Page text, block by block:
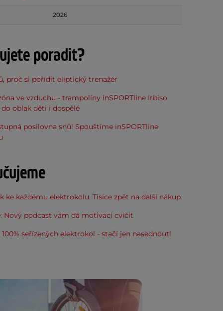
2026
poradit?
proč si pořídit eliptický trenažér
ve vzduchu - trampolíny inSPORTline Irbiso
oblak děti i dospělé
posilovna snů! Spouštíme inSPORTline
ke každému elektrokolu. Tisíce zpět na další nákup.
Nový podcast vám dá motivaci cvičit
100% seřízených elektrokol - stačí jen nasednout!